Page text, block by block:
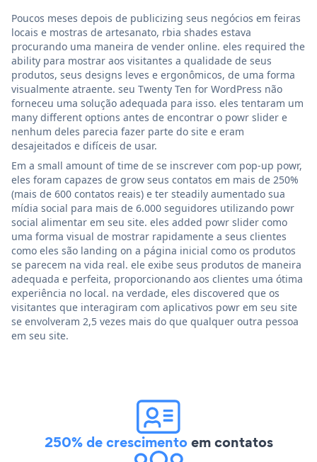
Poucos meses depois de publicizing seus negócios em feiras
locais e mostras de artesanato, rbia shades estava
procurando uma maneira de vender online. eles required the
ability para mostrar aos visitantes a qualidade de seus
produtos, seus designs leves e ergonômicos, de uma forma
visualmente atraente. seu Twenty Ten for WordPress não
forneceu uma solução adequada para isso. eles tentaram um
many different options antes de encontrar o powr slider e
nenhum deles parecia fazer parte do site e eram
desajeitados e difíceis de usar.
Em a small amount of time de se inscrever com pop-up powr,
eles foram capazes de grow seus contatos em mais de 250%
(mais de 600 contatos reais) e ter steadily aumentado sua
mídia social para mais de 6.000 seguidores utilizando powr
social alimentar em seu site. eles added powr slider como
uma forma visual de mostrar rapidamente a seus clientes
como eles são landing on a página inicial como os produtos
se parecem na vida real. ele exibe seus produtos de maneira
adequada e perfeita, proporcionando aos clientes uma ótima
experiência no local. na verdade, eles discovered que os
visitantes que interagiram com aplicativos powr em seu site
se envolveram 2,5 vezes mais do que qualquer outra pessoa
em seu site.
250% de crescimentoem contatos